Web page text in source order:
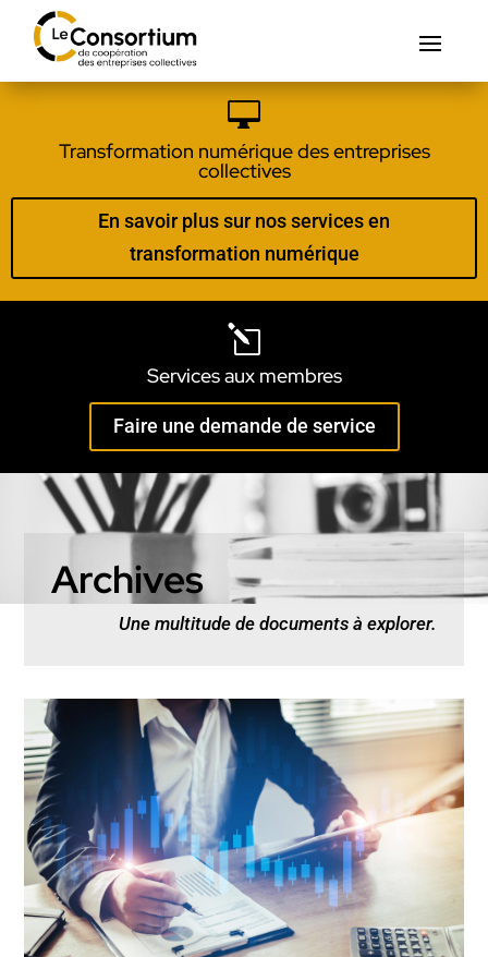

Transformation numérique des entreprises
collectives
En savoir plus sur nos services en
transformation numérique
l
Services aux membres
Faire une demande de service
Archives
Une multitude de documents à explorer.